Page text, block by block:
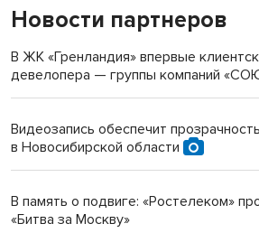
«Мы живём на пастбище!»: в
терроризируют жителей
Инвалид получил условный срок за
Новосибирский преподаватель с
Новости партнеров
В ЖК «Гренландия» впервые
девелопера — группы компаний
Видеозапись обеспечит
в Новосибирской области
В память о подвиге: «Ростелеком»
«Битва за Москву»